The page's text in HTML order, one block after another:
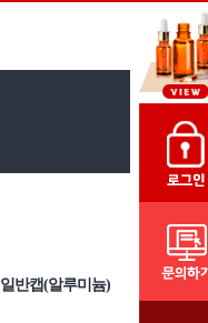
일반캡(알루미늄)